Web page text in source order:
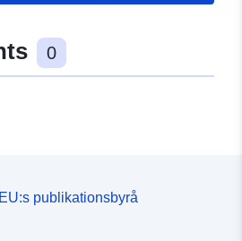
0
EU:s publikationsbyrå